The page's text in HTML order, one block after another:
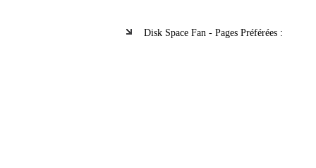
Disk Space Fan - Pages Préférées :